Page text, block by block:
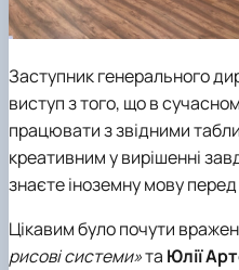
Заступник генерального
виступ з того, що в
працювати з звідними
креативним у вирішенні
знаєте іноземну мову
Цікавим було почути
рисові системи»та Юлії